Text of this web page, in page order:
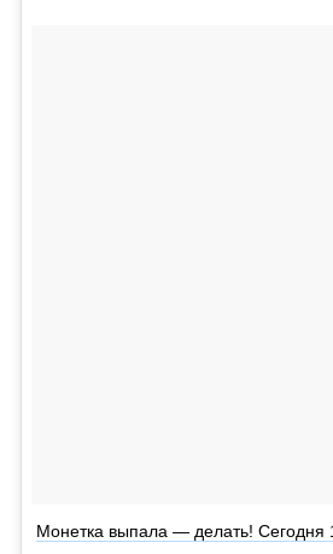
Монетка выпала — делать! Сегодня